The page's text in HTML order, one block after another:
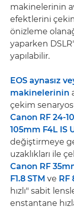
makinelerinin
efektlerini
önizleme
yaparken
yapılabilir.
EOS aynasız
makinelerinin
çekim
Canon RF 24-
105mm F4L IS
değiştirmeye
uzaklıkları ile
Canon RF
F1.8 STM ve RF
hızlı" sabit
enstantane